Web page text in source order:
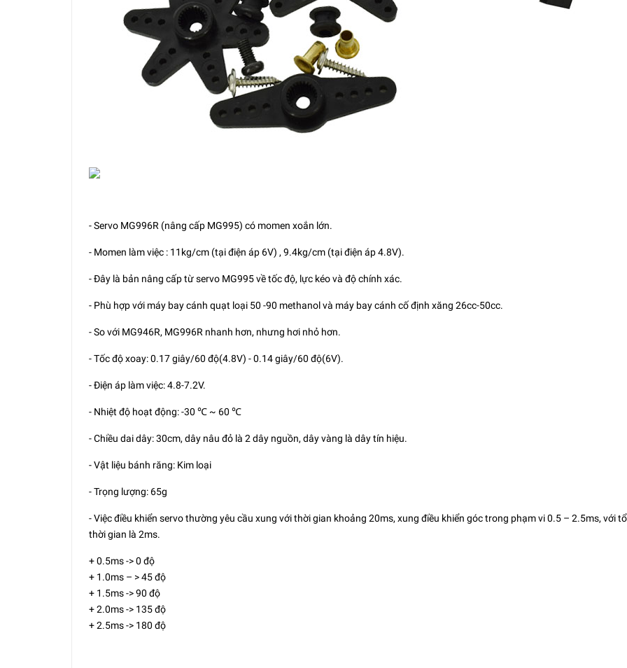
- Servo MG996R (nâng cấp MG995) có momen xoắn lớn.
- Momen làm việc : 11kg/cm (tại điện áp 6V) , 9.4kg/cm (tại điện áp 4.8V).
- Đây là bản nâng cấp từ servo MG995 về tốc độ, lực kéo và độ chính xác.
- Phù hợp với máy bay cánh quạt loại 50 -90 methanol và máy bay cánh cố định xăng 26cc-50cc.
- So với MG946R, MG996R nhanh hơn, nhưng hơi nhỏ hơn.
- Tốc độ xoay: 0.17 giây/60 độ(4.8V) - 0.14 giây/60 độ(6V).
- Điện áp làm việc: 4.8-7.2V.
- Nhiệt độ hoạt động: -30 ℃ ~ 60 ℃
- Chiều dai dây: 30cm, dây nâu đỏ là 2 dây nguồn, dây vàng là dây tín hiệu.
- Vật liệu bánh răng: Kim loại
- Trọng lượng: 65g
- Việc điều khiển servo thường yêu cầu xung với thời gian khoảng 20ms, xung điều khiển góc trong phạm vi 0.5 – 2.5ms, với
thời gian là 2ms.
+ 0.5ms -> 0 độ
+ 1.0ms – > 45 độ
+ 1.5ms -> 90 độ
+ 2.0ms -> 135 độ
+ 2.5ms -> 180 độ